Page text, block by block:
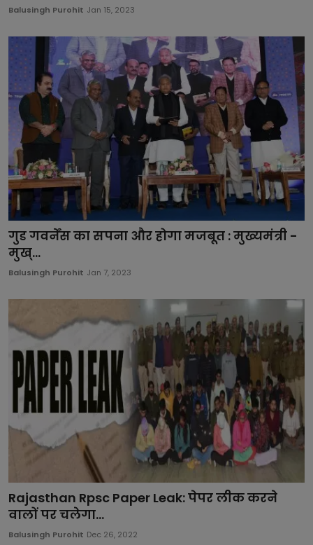
Balusingh Purohit Jan 15, 2023
गुड गवर्नेंस का सपना और होगा मजबूत : मुख्यमंत्री -
मुख्...
Balusingh Purohit Jan 7, 2023
Rajasthan Rpsc Paper Leak: पेपर लीक करने
वालों पर चलेगा...
Balusingh Purohit Dec 26, 2022